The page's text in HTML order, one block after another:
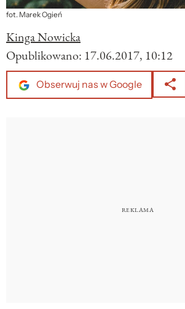
fot. Marek Ogień
Kinga Nowicka
Opublikowano: 17.06.2017, 10:12
Obserwuj nas w Google